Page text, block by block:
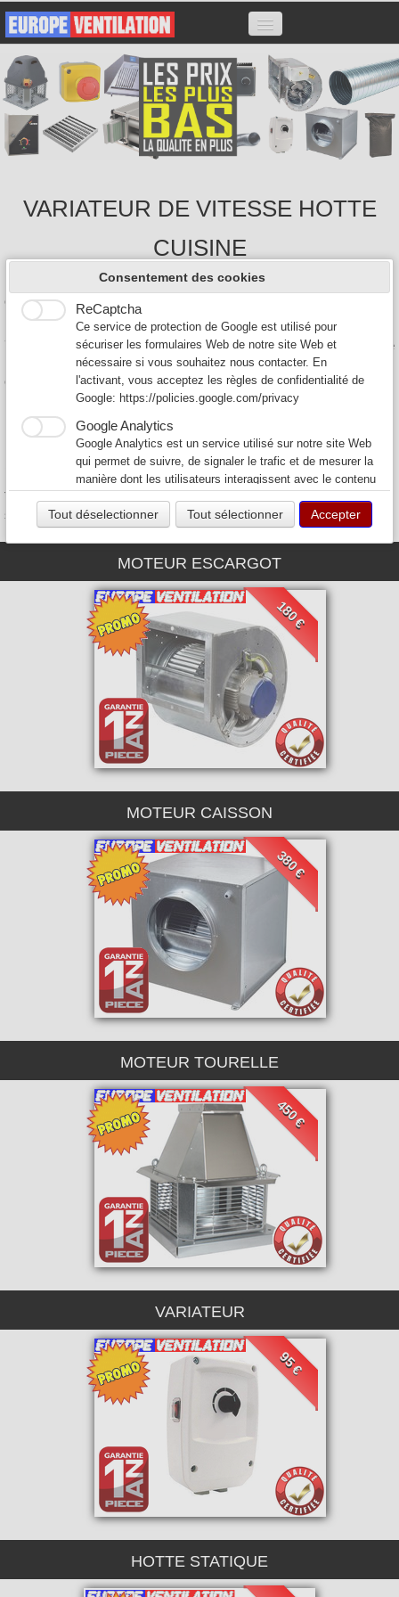
ACCUEIL
HOTTES
MOTEURS
VARIATEURS
ACCESSOIRES
VARIATEUR DE VITESSE HOTTE
CUISINE
Nous sommes expert en extraction de ventilation de hotte de
cuisine professionnelle pour les restaurants.
Nous proposons à la vente tout type de moteur: Moteur escargot
7/7 7/9 9/9 10/10, Moteur caisson, Moteur tourelle, les variateurs de
hotte, ainsi que les hottes professionnelles de restaurant et les
caissons anti-odeurs au charbon actif.
Nos prix sont parmis les plus bas de France et nous livrons
partout en France.
Expedition sous 24H après encaissement et à partir de 30 euros
pour la France et la Corse (Hors DOM-TOM)
Tous nos moteurs de hotte de cuisine professionnelle de restaurant
sont garantis 1 an pièce.
MOTEUR ESCARGOT
180 €
MOTEUR CAISSON
380 €
MOTEUR TOURELLE
450 €
VARIATEUR
95 €
HOTTE STATIQUE
Consentement des cookies
ReCaptcha
Ce service de protection de Google est utilisé pour
sécuriser les formulaires Web de notre site Web et
nécessaire si vous souhaitez nous contacter. En
l'activant, vous acceptez les règles de confidentialité de
Google: https://policies.google.com/privacy
Google Analytics
Google Analytics est un service utilisé sur notre site Web
qui permet de suivre, de signaler le trafic et de mesurer la
manière dont les utilisateurs interagissent avec le contenu
meilleurs services.
Tout déselectionner Tout sélectionner Accepter